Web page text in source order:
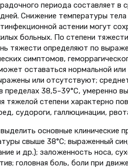
периода составляет
дней. Снижение температуры
астении могут
больных. По степени
тяжести определяют по
симптомов,
оставаться нормальной
или отсутствуют;
пределах 38,5–39°С, умеренно
тяжелой степени характерно
судороги, галлюцинации,
основные клинические
свыше 38°С; выраженный
и др.); заложенность носа,
головная боль, боли при